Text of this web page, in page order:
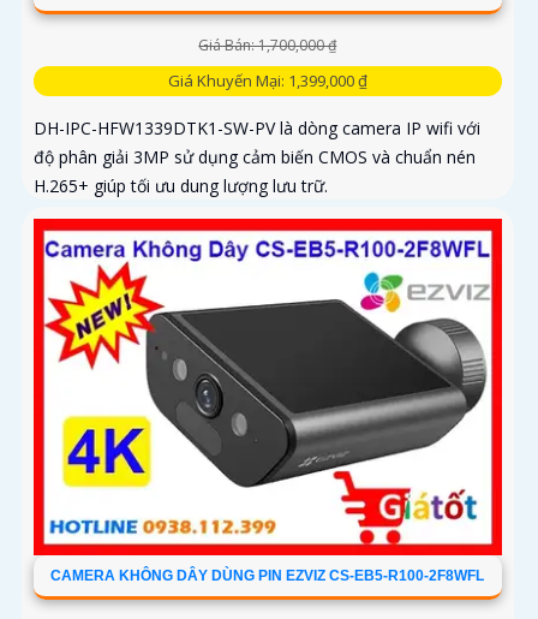
Giá Bán: 1,700,000 ₫
Giá Khuyến Mại: 1,399,000 ₫
DH-IPC-HFW1339DTK1-SW-PV là dòng camera IP wifi với
độ phân giải 3MP sử dụng cảm biến CMOS và chuẩn nén
H.265+ giúp tối ưu dung lượng lưu trữ.
CAMERA KHÔNG DÂY DÙNG PIN EZVIZ CS-EB5-R100-2F8WFL